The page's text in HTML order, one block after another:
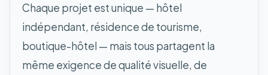
Chaque projet est unique — hôtel
indépendant, résidence de tourisme,
boutique-hôtel — mais tous partagent la
même exigence de qualité visuelle, de